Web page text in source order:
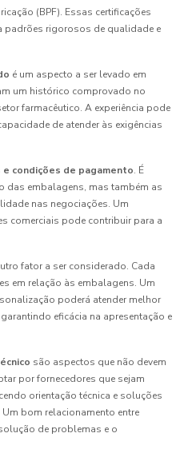
(BPF). Essas certificações
padrões rigorosos de qualidade e
é um aspecto a ser levado em
um histórico comprovado no
farmacêutico. A experiência pode
de atender às exigências
e condições de pagamento. É
das embalagens, mas também as
nas negociações. Um
comerciais pode contribuir para a
fator a ser considerado. Cada
em relação às embalagens. Um
poderá atender melhor
eficácia na apresentação e
são aspectos que não devem
por fornecedores que sejam
orientação técnica e soluções
bom relacionamento entre
de problemas e o